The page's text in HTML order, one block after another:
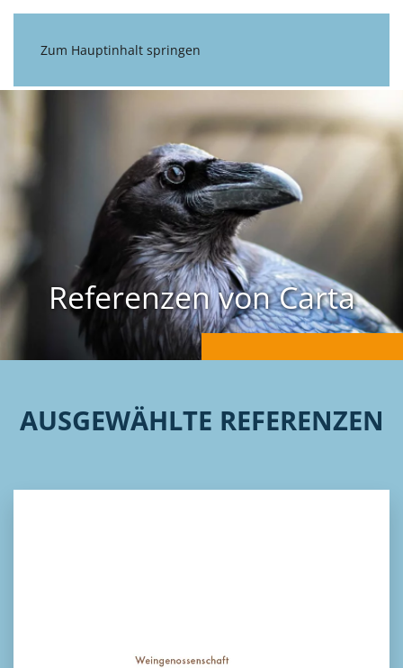
Zum Hauptinhalt springen
Referenzen von Carta
AUSGEWÄHLTE REFERENZEN